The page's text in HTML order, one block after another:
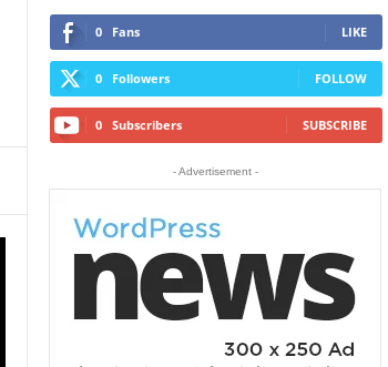
0 Fans LIKE
0 Followers FOLLOW
0 Subscribers SUBSCRIBE
- Advertisement -